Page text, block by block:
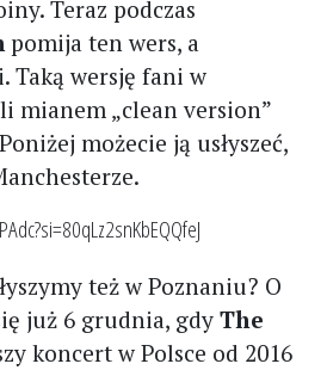
Teraz podczas
pomija ten wers, a
Taką wersję fani w
mianem „clean version”
możecie ją usłyszeć,
też w Poznaniu? O
już 6 grudnia, gdy The
koncert w Polsce od 2016